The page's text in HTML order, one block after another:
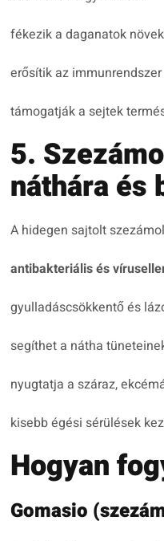
fékezik a daganatok
erősítik az
támogatják a sejtek
5.
náthára és
A hidegen sajtolt
antibakteriális és
gyulladáscsökkentő és
segíthet a nátha
nyugtatja a száraz,
kisebb égési sérülések
Hogyan
Gomasio